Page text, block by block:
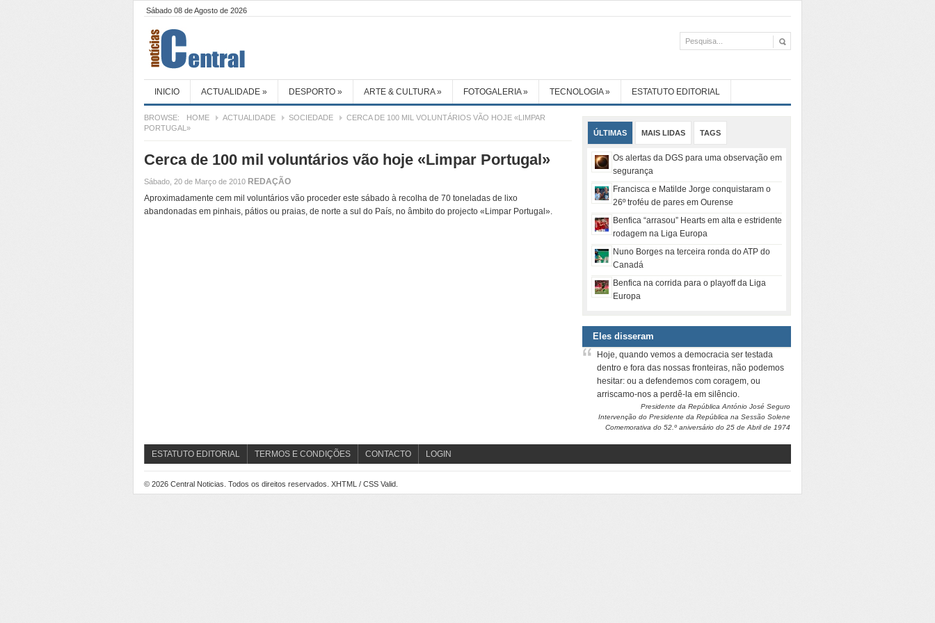
Sábado 08 de Agosto de 2026
INICIO ACTUALIDADE » DESPORTO » ARTE & CULTURA» FOTOGALERIA» TECNOLOGIA» ESTATUTO EDITORIAL
BROWSE: HOME ACTUALIDADE SOCIEDADE
CERCA DE 100 MIL VOLUNTÁRIOS VÃO HOJE «LIMPAR
PORTUGAL»
Cerca de 100 mil voluntários vão hoje «Limpar Portugal»
Sábado, 20 de Março de 2010 REDAÇÃO
Aproximadamente cem mil voluntários vão proceder este sábado à recolha de 70 toneladas de lixo
abandonadas em pinhais, pátios ou praias, de norte a sul do País, no âmbito do projecto «Limpar Portugal».
ÚLTIMAS MAIS LIDAS TAGS
Os alertas da DGS para uma observação em
segurança
Francisca e Matilde Jorge conquistaram o
26º troféu de pares em Ourense
Benfica “arrasou” Hearts em alta e estridente
rodagem na Liga Europa
Nuno Borges na terceira ronda do ATP do
Canadá
Benfica na corrida para o playoff da Liga
Europa
Eles disseram
Hoje, quando vemos a democracia ser testada
dentro e fora das nossas fronteiras, não podemos
hesitar: ou a defendemos com coragem, ou
arriscamo-nos a perdê-la em silêncio.
Presidente da República António José Seguro
Intervenção do Presidente da República na Sessão Solene
Comemorativa do 52.º aniversário do 25 de Abril de 1974
ESTATUTO EDITORIAL TERMOS E CONDIÇÕES CONTACTO LOGIN
© 2026 Central Noticias . Todos os direitos reservados. XHTML / CSS Valid.